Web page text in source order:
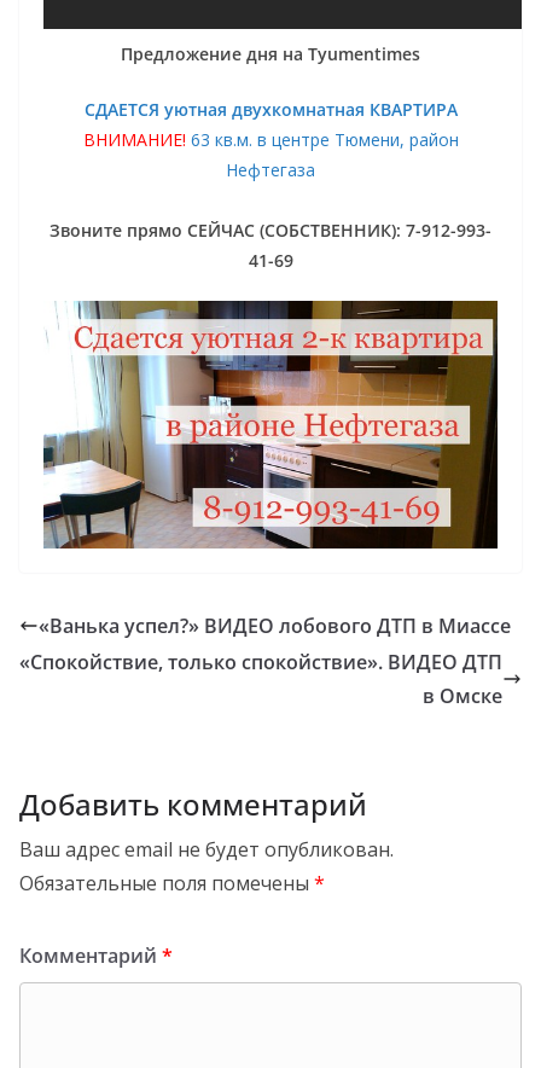
Предложение дня на Tyumentimes
СДАЕТСЯ уютная двухкомнатная КВАРТИРА
ВНИМАНИЕ! 63 кв.м. в центре Тюмени, район
Нефтегаза
Звоните прямо СЕЙЧАС (СОБСТВЕННИК): 7-912-993-
41-69
«Ванька успел?» ВИДЕО лобового ДТП в Миассе
«Спокойствие, только спокойствие». ВИДЕО ДТП
в Омске
Добавить комментарий
Ваш адрес email не будет опубликован.
Обязательные поля помечены *
Комментарий *